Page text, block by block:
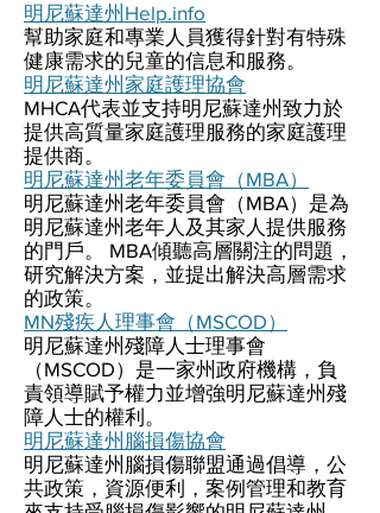
明尼蘇達州Help.info
幫助家庭和專業人員獲得針對有特殊
健康需求的兒童的信息和服務。
明尼蘇達州家庭護理協會
MHCA代表並支持明尼蘇達州致力於
提供高質量家庭護理服務的家庭護理
提供商。
明尼蘇達州老年委員會（MBA）
明尼蘇達州老年委員會（MBA）是為
明尼蘇達州老年人及其家人提供服務
的門戶。 MBA傾聽高層關注的問題，
研究解決方案，並提出解決高層需求
的政策。
MN殘疾人理事會（MSCOD）
明尼蘇達州殘障人士理事會
（MSCOD）是一家州政府機構，負
責領導賦予權力並增強明尼蘇達州殘
障人士的權利。
明尼蘇達州腦損傷協會
明尼蘇達州腦損傷聯盟通過倡導，公
共政策，資源便利，案例管理和教育